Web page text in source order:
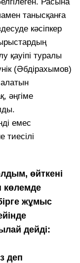
танысқанға
кәсіпкер
қауіпі туралы
(Әбдірахымов)
әңгіме
емес
тиесілі
өйткені
көлемде
жұмыс
дейді:
деп